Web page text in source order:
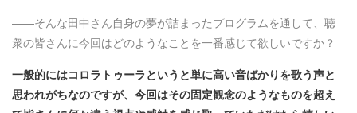
――そんな田中さん自身の夢が詰まったプログラムを通して、聴
衆の皆さんに今回はどのようなことを一番感じて欲しいですか？
一般的にはコロラトゥーラというと単に高い音ばかりを歌う声と
思われがちなのですが、今回はその固定観念のようなものを超え